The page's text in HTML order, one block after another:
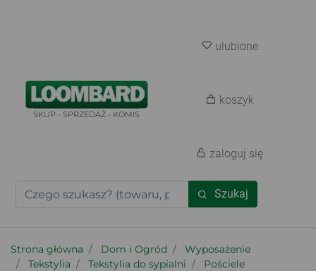
SKUP - SPRZEDAŻ - KOMIS
Szukaj
ulubione
koszyk
zaloguj się
Strona główna Dom i Ogród
Wyposażenie
Tekstylia
Tekstylia do sypialni
Pościele